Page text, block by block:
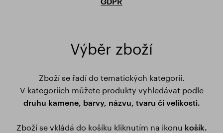
Výběr zboží
Zboží se řadí do tematických kategorií.
V kategoriích můžete produkty vyhledávat podle
druhu kamene, barvy, názvu, tvaru či velikosti.
Zboží se vkládá do košíku kliknutím na ikonu košík.